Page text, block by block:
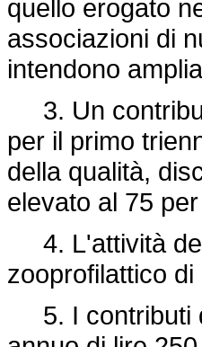
quello erogato
associazioni di
intendono
3. Un
per il primo
della qualità,
elevato al 75
4. L'attività del
zooprofilattico di
5. I contributi